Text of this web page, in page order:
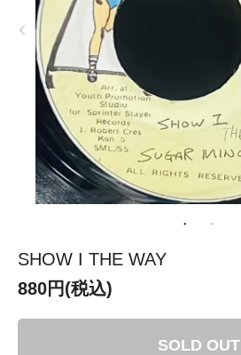
SHOW I THE WAY
880円(税込)
SOLD OUT